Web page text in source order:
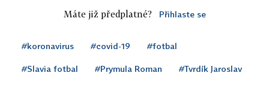
Máte již předplatné? Přihlaste se
#koronavirus #covid-19 #fotbal
#Slavia fotbal #Prymula Roman #Tvrdík Jaroslav